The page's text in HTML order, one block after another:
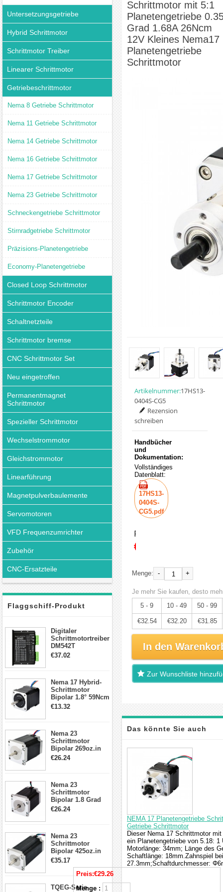
Untersetzungsgetriebe
Hybrid Schrittmotor
Schrittmotor Treiber
Linearer Schrittmotor
Getriebeschrittmotor
Nema 8 Getriebe Schrittmotor
Nema 11 Getriebe Schrittmotor
Nema 14 Getriebe Schrittmotor
Nema 16 Getriebe Schrittmotor
Nema 17 Getriebe Schrittmotor
Nema 23 Getriebe Schrittmotor
Schneckengetriebe Schrittmotor
Stirnradgetriebe Schrittmotor
Präzisions-Planetengetriebe
Economy-Planetengetriebe
Closed Loop Schrittmotor
Schrittmotor Encoder
Schaltnetzteile
Schrittmotor bremse
CNC Schrittmotor Set
Neu eingetroffen
Permanentmagnet
Schrittmotor
Spezieller Schrittmotor
Wechselstrommotor
Gleichstrommotor
Linearführung
Magnetpulverbaulemente
Servomotoren
VFD Frequenzumrichter
Zubehör
CNC-Ersatzteile
Flaggschiff-Produkt
Digitaler
Schrittmotortreiber
DM542T
Schrittmotor
Schrittmotor
€37.02
Nema 17 Hybrid-
Schrittmotor
Bipolar 1.8° 59Ncm
2A 4 Drähte mit 1m
€13.32
Nema 23
Schrittmotor
Bipolar 269oz.in
2,8A 57x57x76mm
€26.24
Nema 23
Schrittmotor
Bipolar 1.8 Grad
1.9Nm 3A 3.36V 4
€26.24
Nema 23
Schrittmotor
Bipolar 425oz.in
4.2A 57x57x114mm
4 Draht Hybrid
Schrittmotor
€35.17
TQEG-Serie
Schrittmotor mit 5:1
Planetengetriebe
Grad 1.68A 26Ncm
12V Kleines Nema17
Planetengetriebe
Schrittmotor
Artikelnummer:17HS13-
0404S-CG5
Rezension
schreiben
Handbücher
und
Dokumentation:
Vollständiges
Datenblatt:
17HS13-
0404S-
CG5.pdf
Preis:
€34.25
Menge: - +
Je mehr Sie kaufen, desto
5 - 9
10 - 49 50 - 99
€32.54 €32.20 €31.85
In den
Zur Wunschliste
Das könnte Sie auch
interessieren
NEMA 17 Planetengetriebe
Getriebe Schrittmotor
Dieser Nema 17 Schrittmotor
ein Planetengetriebe von 5.18:
Motorlänge: 34mm; Länge des
Schaftlänge: 18mm.Zahnspiel
27.3mm;Schaftdurchmesser:
Preis:€29.26
Menge :